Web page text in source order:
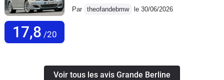
17,8 /20
Par theofandebmw le 30/06/2026
Voir tous les avis Grande Berline